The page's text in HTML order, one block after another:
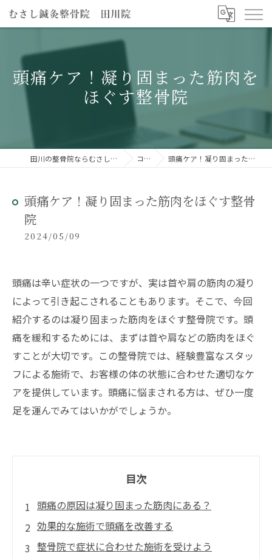
頭痛ケア！凝り固まった筋肉を
ほぐす整骨院
田川の整骨院ならむさし鍼灸整骨院 田川院 コラム 頭痛ケア！凝り固まった筋肉をほぐす整骨院
頭痛ケア！凝り固まった筋肉をほぐす整骨
院
2024/05/09
頭痛は辛い症状の一つですが、実は首や肩の筋肉の凝り
によって引き起こされることもあります。そこで、今回
紹介するのは凝り固まった筋肉をほぐす整骨院です。頭
痛を緩和するためには、まずは首や肩などの筋肉をほぐ
すことが大切です。この整骨院では、経験豊富なスタッ
フによる施術で、お客様の体の状態に合わせた適切なケ
アを提供しています。頭痛に悩まされる方は、ぜひ一度
足を運んでみてはいかがでしょうか。
目次
頭痛の原因は凝り固まった筋肉にある？
効果的な施術で頭痛を改善する
整骨院で症状に合わせた施術を受けよう